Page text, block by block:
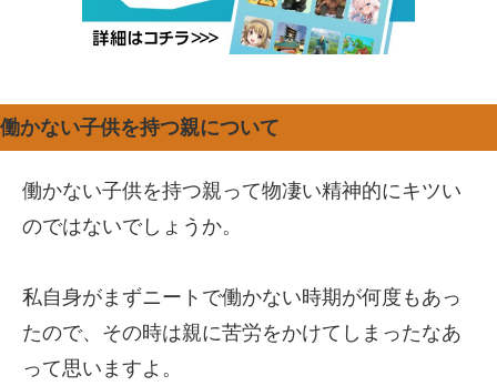
働かない子供を持つ親について
働かない子供を持つ親って物凄い精神的にキツい
のではないでしょうか。
私自身がまずニートで働かない時期が何度もあっ
たので、その時は親に苦労をかけてしまったなあ
って思いますよ。